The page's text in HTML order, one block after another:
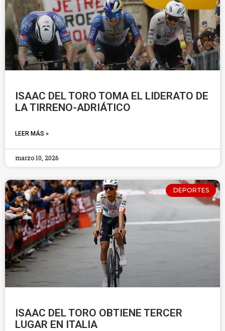
ISAAC DEL TORO TOMA EL LIDERATO DE
LA TIRRENO-ADRIÁTICO
LEER MÁS »
marzo 10, 2026
DEPORTES
ISAAC DEL TORO OBTIENE TERCER
LUGAR EN ITALIA